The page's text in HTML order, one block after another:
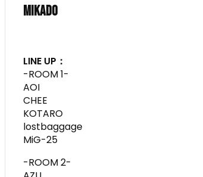
MiKADO
LINE UP：
-ROOM 1-
AOI
CHEE
KOTARO
lostbaggage
MiG-25
-ROOM 2-